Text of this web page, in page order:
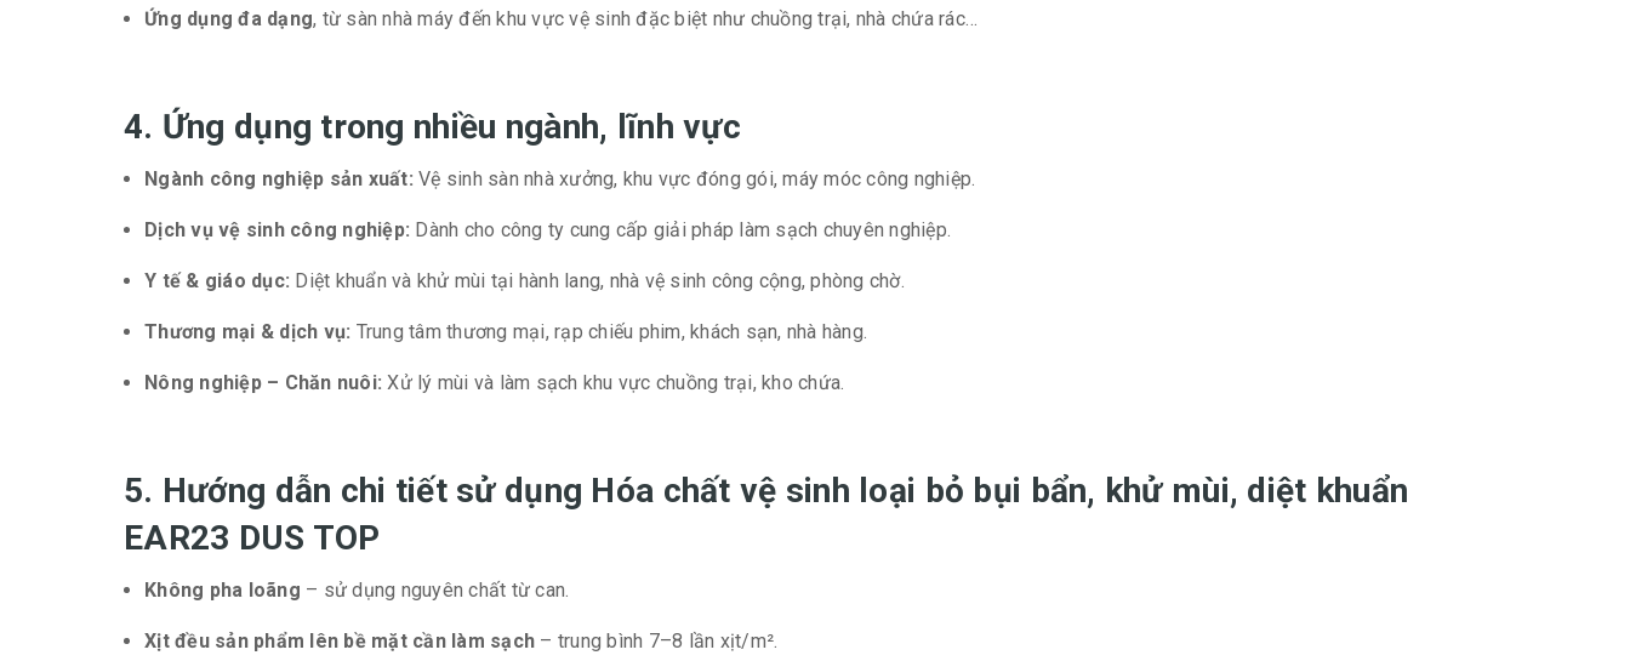
Ứng dụng đa dạng, từ sàn nhà máy đến khu vực vệ sinh đặc biệt như chuồng trại, nhà chứa rác…
4. Ứng dụng trong nhiều ngành, lĩnh vực
Ngành công nghiệp sản xuất: Vệ sinh sàn nhà xưởng, khu vực đóng gói, máy móc công nghiệp.
Dịch vụ vệ sinh công nghiệp: Dành cho công ty cung cấp giải pháp làm sạch chuyên nghiệp.
Y tế & giáo dục: Diệt khuẩn và khử mùi tại hành lang, nhà vệ sinh công cộng, phòng chờ.
Thương mại & dịch vụ: Trung tâm thương mại, rạp chiếu phim, khách sạn, nhà hàng.
Nông nghiệp – Chăn nuôi: Xử lý mùi và làm sạch khu vực chuồng trại, kho chứa.
5. Hướng dẫn chi tiết sử dụng Hóa chất vệ sinh loại bỏ bụi bẩn, khử mùi, diệt khuẩn
EAR23 DUS TOP
Không pha loãng – sử dụng nguyên chất từ can.
Xịt đều sản phẩm lên bề mặt cần làm sạch – trung bình 7–8 lần xịt/m².